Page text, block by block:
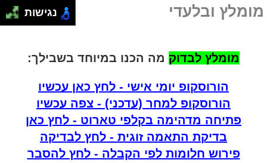
מומלץ ובלעדי
מומלץ לבדוק מה הכנו במיוחד בשבילך:
הורוסקופ יומי אישי - לחץ כאן עכשיו
הורוסקופ למחר (עדכני) - צפה עכשיו
פתיחה מדהימה בקלפי טארוט - לחץ כאן
בדיקת התאמה זוגית - לחץ לבדיקה
פירוש חלומות לפי הקבלה - לחץ להסבר
נגישות